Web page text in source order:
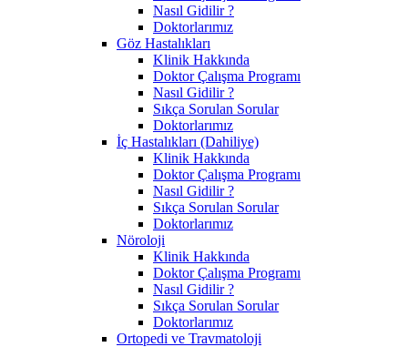
Nasıl Gidilir ?
Doktorlarımız
Göz Hastalıkları
Klinik Hakkında
Doktor Çalışma Programı
Nasıl Gidilir ?
Sıkça Sorulan Sorular
Doktorlarımız
İç Hastalıkları (Dahiliye)
Klinik Hakkında
Doktor Çalışma Programı
Nasıl Gidilir ?
Sıkça Sorulan Sorular
Doktorlarımız
Nöroloji
Klinik Hakkında
Doktor Çalışma Programı
Nasıl Gidilir ?
Sıkça Sorulan Sorular
Doktorlarımız
Ortopedi ve Travmatoloji